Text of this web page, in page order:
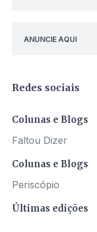
ANUNCIE AQUI
Redes sociais
Colunas e Blogs
Faltou Dizer
Colunas e Blogs
Periscópio
Últimas edições